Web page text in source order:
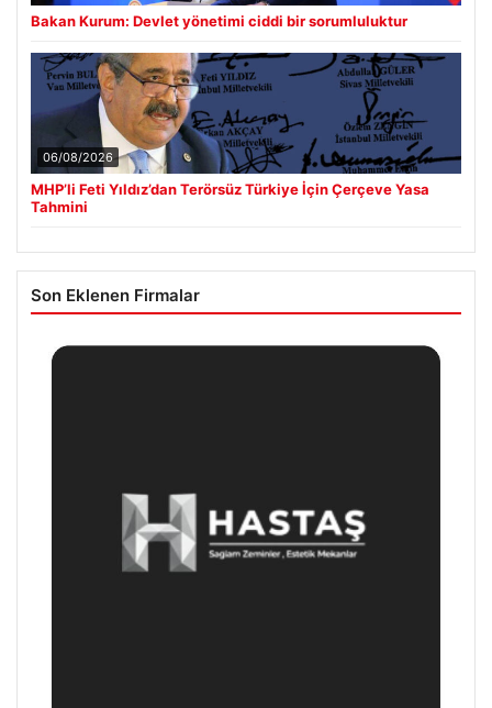
Bakan Kurum: Devlet yönetimi ciddi bir sorumluluktur
06/08/2026
MHP’li Feti Yıldız’dan Terörsüz Türkiye İçin Çerçeve Yasa
Tahmini
Son Eklenen Firmalar